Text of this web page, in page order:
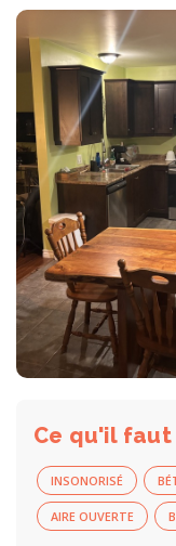
Ce qu'il faut
INSONORISÉ
AIRE OUVERTE